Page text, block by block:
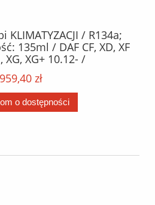
KLIMATYZACJI / R134a;
135ml / DAF CF, XD, XF
XG, XG+ 10.12- /
959,40 zł
o dostępności